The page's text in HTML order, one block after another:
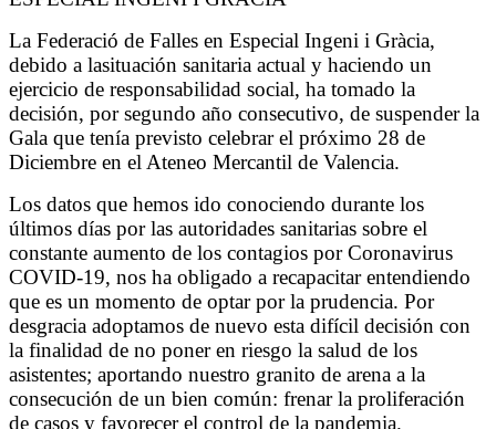
La Federació de Falles en Especial Ingeni i Gràcia,
debido a lasituación sanitaria actual y haciendo un
ejercicio de responsabilidad social, ha tomado la
decisión, por segundo año consecutivo, de suspender la
Gala que tenía previsto celebrar el próximo 28 de
Diciembre en el Ateneo Mercantil de Valencia.
Los datos que hemos ido conociendo durante los
últimos días por las autoridades sanitarias sobre el
constante aumento de los contagios por Coronavirus
COVID-19, nos ha obligado a recapacitar entendiendo
que es un momento de optar por la prudencia. Por
desgracia adoptamos de nuevo esta difícil decisión con
la finalidad de no poner en riesgo la salud de los
asistentes; aportando nuestro granito de arena a la
consecución de un bien común: frenar la proliferación
de casos y favorecer el control de la pandemia.